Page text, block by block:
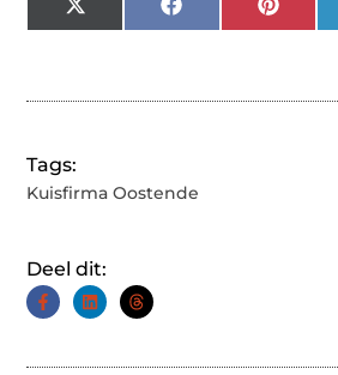
X
(Twitter)
Facebook
Tags:
Kuisfirma Oostende
Deel dit: